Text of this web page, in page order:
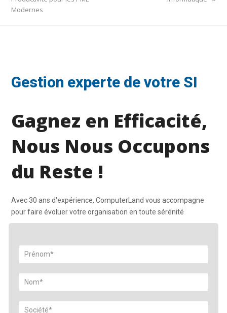
Modernes
Gestion experte de votre SI
Gagnez en Efficacité,
Nous Nous Occupons
du Reste !
Avec 30 ans d'expérience, ComputerLand vous accompagne
pour faire évoluer votre organisation en toute sérénité